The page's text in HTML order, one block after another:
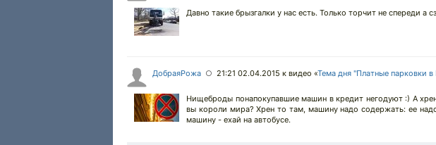
Давно такие брызгалки у нас есть. Только торчит не спереди а
ДобраяРожа ○ 21:21 02.04.2015 к видео «Тема дня "Платные парковки в
Нищеброды понапокупавшие машин в кредит негодуют :) А
вы короли мира? Хрен то там, машину надо содержать: ее
машину - ехай на автобусе.